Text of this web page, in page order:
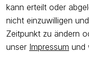
kann erteilt oder
nicht einzuwilligen
Zeitpunkt zu ändern
unser Impressum und
Ich bestätige
habe. Ich kann